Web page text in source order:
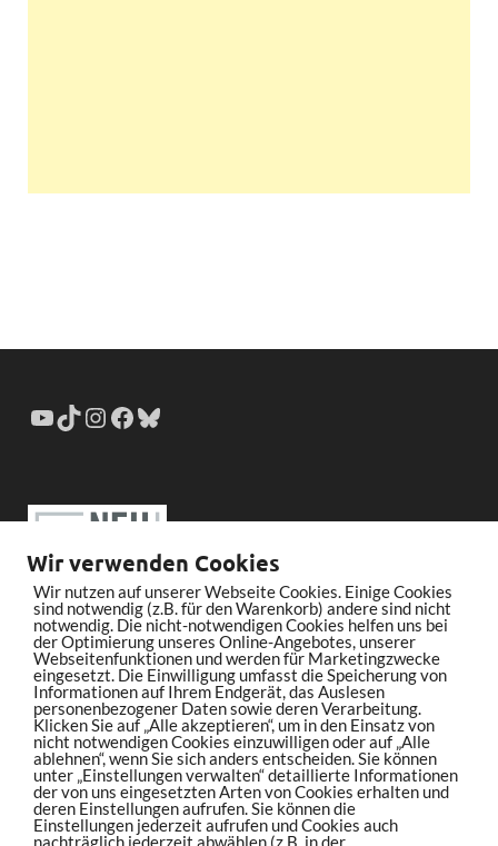
Wir verwenden Cookies
Wir nutzen auf unserer Webseite Cookies. Einige Cookies
sind notwendig (z.B. für den Warenkorb) andere sind nicht
notwendig. Die nicht-notwendigen Cookies helfen uns bei
der Optimierung unseres Online-Angebotes, unserer
Webseitenfunktionen und werden für Marketingzwecke
eingesetzt. Die Einwilligung umfasst die Speicherung von
Informationen auf Ihrem Endgerät, das Auslesen
personenbezogener Daten sowie deren Verarbeitung.
Klicken Sie auf „Alle akzeptieren“, um in den Einsatz von
nicht notwendigen Cookies einzuwilligen oder auf „Alle
ablehnen“, wenn Sie sich anders entscheiden. Sie können
unter „Einstellungen verwalten“ detaillierte Informationen
der von uns eingesetzten Arten von Cookies erhalten und
deren Einstellungen aufrufen. Sie können die
Einstellungen jederzeit aufrufen und Cookies auch
nachträglich jederzeit abwählen (z.B. in der